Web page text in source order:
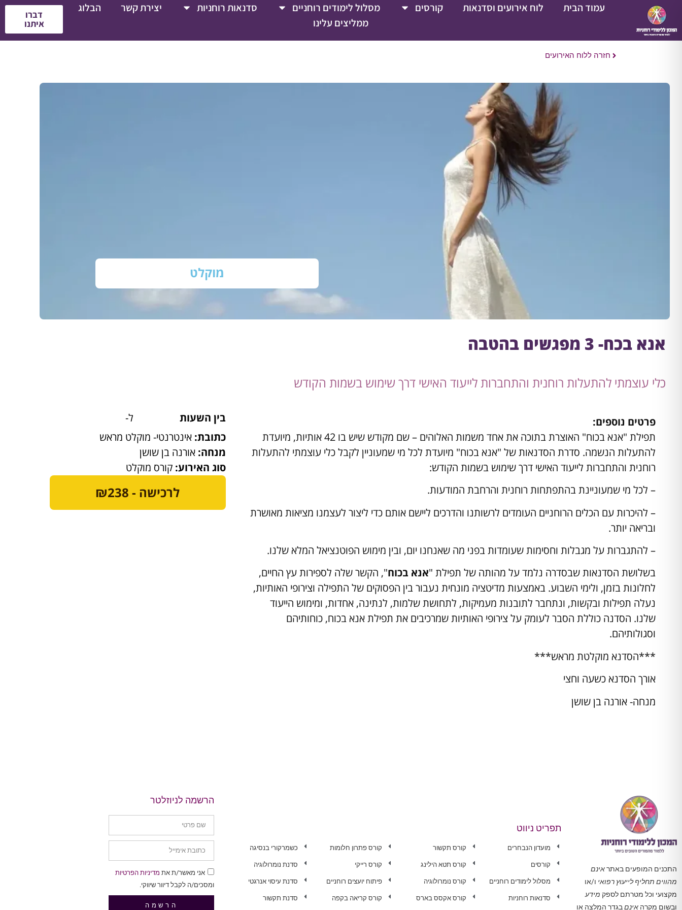
עמוד הבית לוח אירועים וסדנאות קורסים מסלול לימודים רוחניים סדנאות רוחניות יצירת קשר
הבלוג
ממליצים עלינו
דברו
איתנו
חזרה ללוח האירועים
מוקלט
אנא בכח- 3 מפגשים בהטבה
כלי עוצמתי להתעלות רוחנית והתחברות לייעוד האישי דרך שימוש בשמות הקודש
פרטים נוספים:
תפילת "אנא בכוח" האוצרת בתוכה את אחד משמות האלוהים – שם מקודש שיש בו 42 אותיות, מיועדת
להתעלות הנשמה. סדרת הסדנאות של "אנא בכוח" מיועדת לכל מי שמעוניין לקבל כלי עוצמתי להתעלות
רוחנית והתחברות לייעוד האישי דרך שימוש בשמות הקודש:
– לכל מי שמעוניינת בהתפתחות רוחנית והרחבת המודעות.
– להיכרות עם הכלים הרוחניים העומדים לרשותנו והדרכים ליישם אותם כדי ליצור לעצמנו מציאות מאושרת
ובריאה יותר.
– להתגברות על מגבלות וחסימות שעומדות בפני מה שאנחנו יום, ובין מימוש הפוטנציאל המלא שלנו.
בשלושת הסדנאות שבסדרה נלמד על מהותה של תפילת "אנא בכוח", הקשר שלה לספירות עץ החיים,
לחלונות בזמן, ולימי השבוע. באמצעות מדיטציה מונחית נעבור בין הפסוקים של התפילה וצירופי האותיות,
נעלה תפילות ובקשות, ונתחבר לתובנות מעמיקות, לתחושת שלמות, לנתינה, אחדות, ומימוש הייעוד
שלנו. הסדנה כוללת הסבר לעומק על צירופי האותיות שמרכיבים את תפילת אנא בכוח, כוחותיהם
וסגולותיהם.
***הסדנא מוקלטת מראש***
אורך הסדנא כשעה וחצי
מנחה- אורנה בן שושן
בין השעות
ל-
כתובת: אינטרנטי- מוקלט מראש
מנחה:אורנה בן שושן
סוג האירוע:קורס מוקלט
לרכישה - ₪238
התכנים המופעים באתראינם
מהווים תחליף לייעוץ רפואי ו/או
מקצועי וכל מטרתם לספק מידע
ובשום מקרה אינםבגדר המלצה או
תפריט ניווט
מועדון הנבחרים
קורסים
מסלול לימודים רוחניים
סדנאות רוחניות
קורס תקשור
קורס תטא הילינג
קורס נומרולוגיה
קורס אקסס בארס
קורס פתרון חלומות
קורס רייקי
פיתוח יועצים רוחניים
קורס קריאה בקפה
כשמרקורי בנסיגה
סדנת נומרולוגיה
סדנת עיסוי אנרגטי
סדנת תקשור
הרשמה לניוזלטר
אני מאשר/ת את מדיניות הפרטיות
ומסכים/ה לקבל דיוור שיווקי.
הרשמה